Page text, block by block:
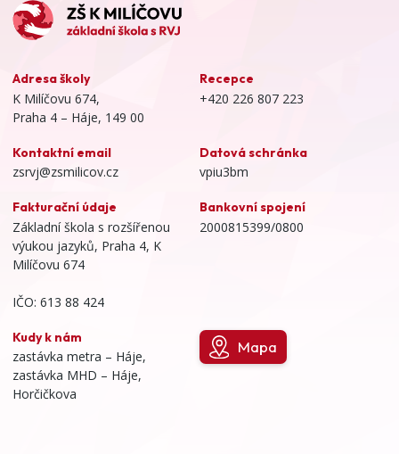
Adresa školy
K Milíčovu 674,
Praha 4 – Háje, 149 00
Recepce
+420 226 807 223
Kontaktní email
zsrvj@zsmilicov.cz
Datová schránka
vpiu3bm
Fakturační údaje
Základní škola s rozšířenou
výukou jazyků, Praha 4, K
Milíčovu 674
IČO: 613 88 424
Bankovní spojení
2000815399/0800
Kudy k nám
zastávka metra – Háje,
zastávka MHD – Háje,
Horčičkova
Mapa